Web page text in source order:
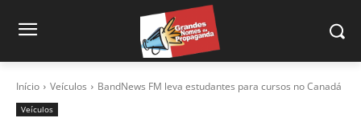
Início Veículos BandNews FM leva estudantes para cursos no Canadá
Veículos